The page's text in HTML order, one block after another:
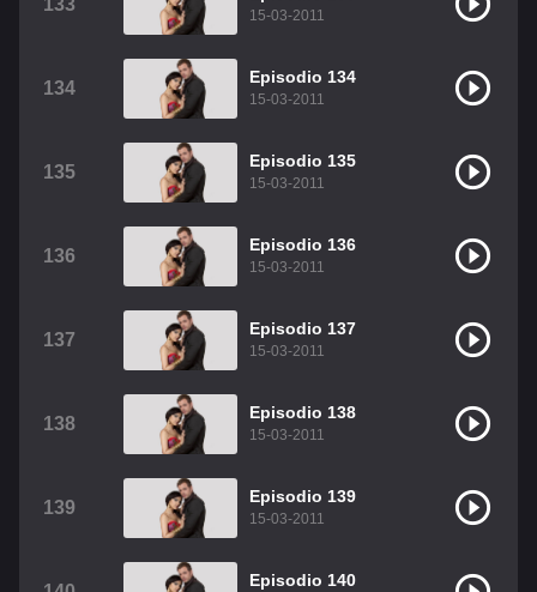
133
15-03-2011
134
Episodio 134
15-03-2011
135
Episodio 135
15-03-2011
136
Episodio 136
15-03-2011
137
Episodio 137
15-03-2011
138
Episodio 138
15-03-2011
139
Episodio 139
15-03-2011
Episodio 140